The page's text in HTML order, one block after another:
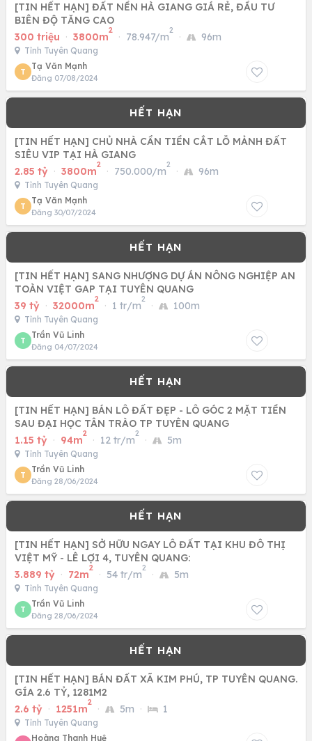
[TIN HẾT HẠN] ĐẤT NỀN HÀ GIANG GIÁ RẺ, ĐẦU TƯ
BIÊN ĐỘ TĂNG CAO
300 triệu · 3800m
2
· 78.947/m
2
· 96m
Tỉnh Tuyên Quang
T
Tạ Văn Mạnh
Đăng 07/08/2024
[TIN HẾT HẠN] CHỦ NHÀ CẦN TIỀN CẮT LỖ MẢNH ĐẤT
SIÊU VIP TẠI HÀ GIANG
2.85 tỷ · 3800m
2
· 750.000/m
2
· 96m
Tỉnh Tuyên Quang
T
Tạ Văn Mạnh
Đăng 30/07/2024
[TIN HẾT HẠN] SANG NHƯỢNG DỰ ÁN NÔNG NGHIỆP AN
TOÀN VIỆT GAP TẠI TUYÊN QUANG
39 tỷ · 32000m
2
· 1 tr/m
2
· 100m
Tỉnh Tuyên Quang
T
Trần Vũ Linh
Đăng 04/07/2024
[TIN HẾT HẠN] BÁN LÔ ĐẤT ĐẸP - LÔ GÓC 2 MẶT TIỀN
SAU ĐẠI HỌC TÂN TRÀO TP TUYÊN QUANG
1.15 tỷ · 94m
2
· 12 tr/m
2
· 5m
Tỉnh Tuyên Quang
T
Trần Vũ Linh
Đăng 28/06/2024
[TIN HẾT HẠN] SỞ HỮU NGAY LÔ ĐẤT TẠI KHU ĐÔ THỊ
VIỆT MỸ - LÊ LỢI 4, TUYÊN QUANG:
3.889 tỷ · 72m
2
· 54 tr/m
2
· 5m
Tỉnh Tuyên Quang
T
Trần Vũ Linh
Đăng 28/06/2024
[TIN HẾT HẠN] BÁN ĐẤT XÃ KIM PHÚ, TP TUYÊN QUANG.
GÍA 2.6 TỶ, 1281M2
2.6 tỷ · 1251m
2
· 5m · 1
Tỉnh Tuyên Quang
Hoàng Thanh Huệ